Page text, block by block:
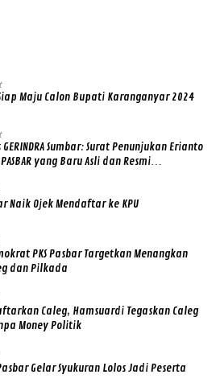
Maju Calon Bupati Karanganyar 2024
GERINDRA Sumbar: Surat Penunjukan Erianto
yang Baru Asli dan Resmi
Naik Ojek Mendaftar ke KPU
PKS Pasbar Targetkan Menangkan
dan Pilkada
Caleg, Hamsuardi Tegaskan Caleg
Money Politik
Gelar Syukuran Lolos Jadi Peserta